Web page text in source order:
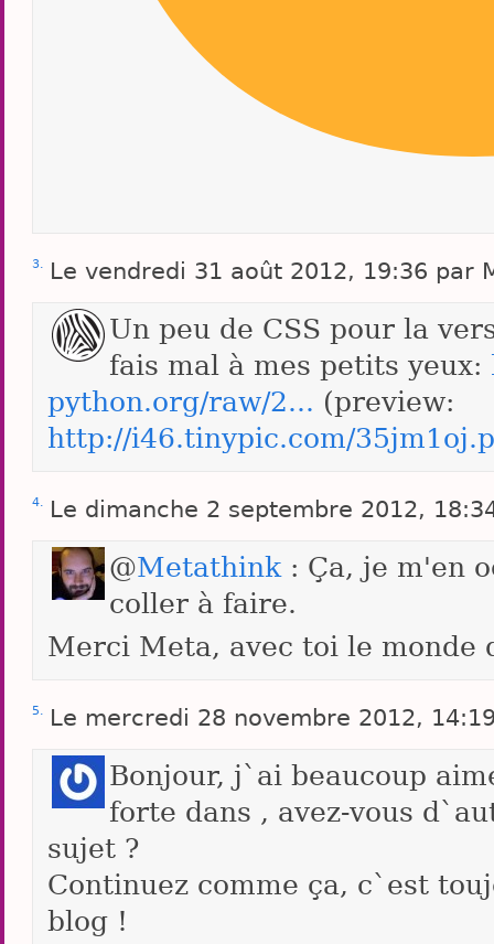
3. Le vendredi 31 août 2012, 19:36 par
Un peu de CSS pour la
fais mal à mes petits yeux:
python.org/raw/2... (preview:
http://i46.tinypic.com/
4. Le dimanche 2 septembre 2012,
@Metathink: Ça, je m'en
coller à faire.
Merci Meta, avec toi le monde
5. Le mercredi 28 novembre 2012,
Bonjour, j`ai beaucoup
forte dans , avez-vous
sujet ?
Continuez comme ça, c`est
blog !